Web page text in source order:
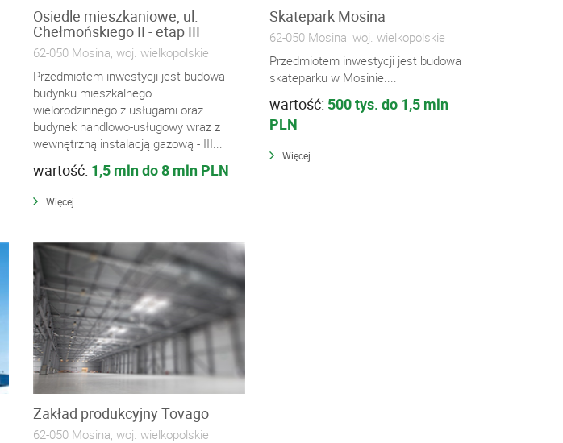
Osiedle mieszkaniowe, ul.
Chełmońskiego II - etap III
62-050 Mosina, woj. wielkopolskie
Przedmiotem inwestycji jest budowa
budynku mieszkalnego
wielorodzinnego z usługami oraz
budynek handlowo-usługowy wraz z
wewnętrzną instalacją gazową - III...
wartość: 1,5 mln do 8 mln PLN
Więcej
Skatepark Mosina
62-050 Mosina, woj. wielkopolskie
Przedmiotem inwestycji jest budowa
skateparku w Mosinie....
wartość: 500 tys. do 1,5 mln
PLN
Więcej
Zakład produkcyjny Tovago
62-050 Mosina, woj. wielkopolskie